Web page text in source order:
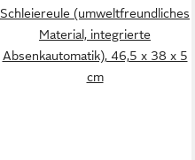
Schleiereule (umweltfreundliches
Material, integrierte
Absenkautomatik), 46,5 x 38 x 5
cm